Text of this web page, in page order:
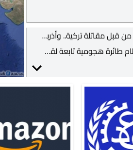
عسكريا؟
تواصل قوات أرمينيا وأذربيجان لليوم الثاني على التوالي تبادلهما لإطلاق النار بكثافة في ناغورنو كاراباخ، وسط اتهامات من الطرفين باستخدام الأسلحة الثقيلة في المعارك الأكثر دموية منذ عام 2016.وأعلن الاثنين مقتل 15 مسلحا أرمينيا، ما أدى إلى ارتفاع الحصيلة الإجمالية للمواجهات الدائرة في ناغورنو كاراباخ